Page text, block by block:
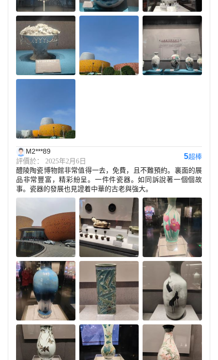
M2***89
評價於： 2025年2月6日
5超棒
醴陵陶瓷博物館非常值得一去，免費，且不難預約。裏面的展
品非常豐富，精彩紛呈。一件件瓷器。如同訴說著一個個故
事。瓷器的發展也見證着中華的古老與強大。